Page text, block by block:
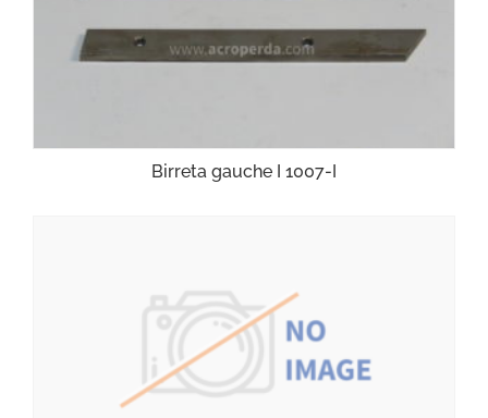
Birreta gauche I 1007-I